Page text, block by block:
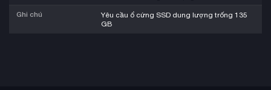
Ghi chú
Yêu cầu ổ cứng SSD dung lượng trống 135
GB